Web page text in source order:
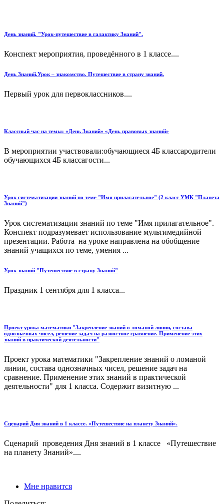
День знаний. "Урок-путешествие в галактику Знаний".
Конспект мероприятия, проведённого в 1 классе....
День Знаний.Урок – знакомство. Путешествие в страну знаний.
Первый урок для первоклассников....
Классный час на темы: «День Знаний» «День правовых знаний»
В мероприятии участвовали:обучающиеся 4Б классародители
обучающихся 4Б классагости...
Урок систематизации знаний по теме "Имя прилагательное" (2 класс УМК "Планета
Знаний")
Урок систематизации знаний по теме "Имя прилагательное".
Конспект подразумевает использование мультимедийной
презентации. Работа на уроке направлена на обобщение
знаний учащихся по теме, умения ...
Урок знаний "Путешествие в страну Знаний"
Праздник 1 сентября для 1 класса...
Проект урока математики "Закрепление знаний о ломаной линии, состава
однозначных чисел, решение задач на разностное сравнение. Применение этих
знаний в практической деятельности"
Проект урока математики "Закрепление знаний о ломаной
линии, состава однозначных чисел, решение задач на
сравнение. Применение этих знаний в практической
деятельности" для 1 класса. Содержит визитную ...
Сценарий Дня знаний в 1 классе. «Путешествие на планету Знаний».
Сценарий проведения Дня знаний в 1 классе «Путешествие
на планету Знаний»....
Мне нравится